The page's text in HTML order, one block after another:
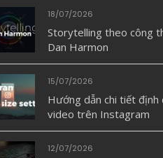
18/07/2026
Storytelling theo công
Dan Harmon
15/07/2026
Hướng dẫn chi tiết định
video trên Instagram
12/07/2026